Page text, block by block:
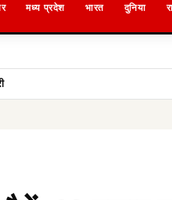
मध्य प्रदेश भारत दुनिया